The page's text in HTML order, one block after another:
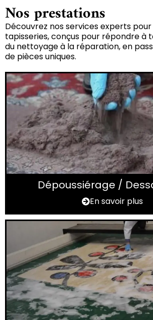
Nos prestations
Découvrez nos services experts
tapisseries, conçus pour répondre à
du nettoyage à la réparation, en
de pièces uniques.
Dépoussiérage /
En savoir plus